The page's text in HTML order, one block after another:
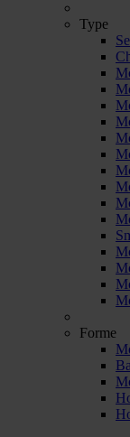
Type
Forme